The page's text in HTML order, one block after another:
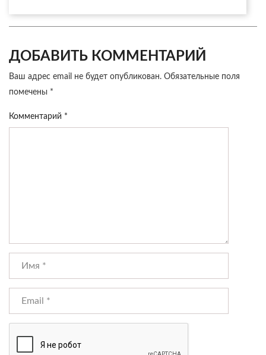
ДОБАВИТЬ КОММЕНТАРИЙ
Ваш адрес email не будет опубликован. Обязательные поля
помечены *
Комментарий *